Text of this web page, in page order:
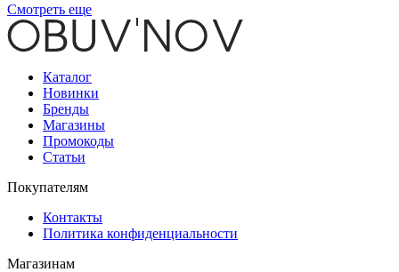
Смотреть еще
Каталог
Новинки
Бренды
Магазины
Промокоды
Статьи
Покупателям
Контакты
Политика конфиденциальности
Магазинам